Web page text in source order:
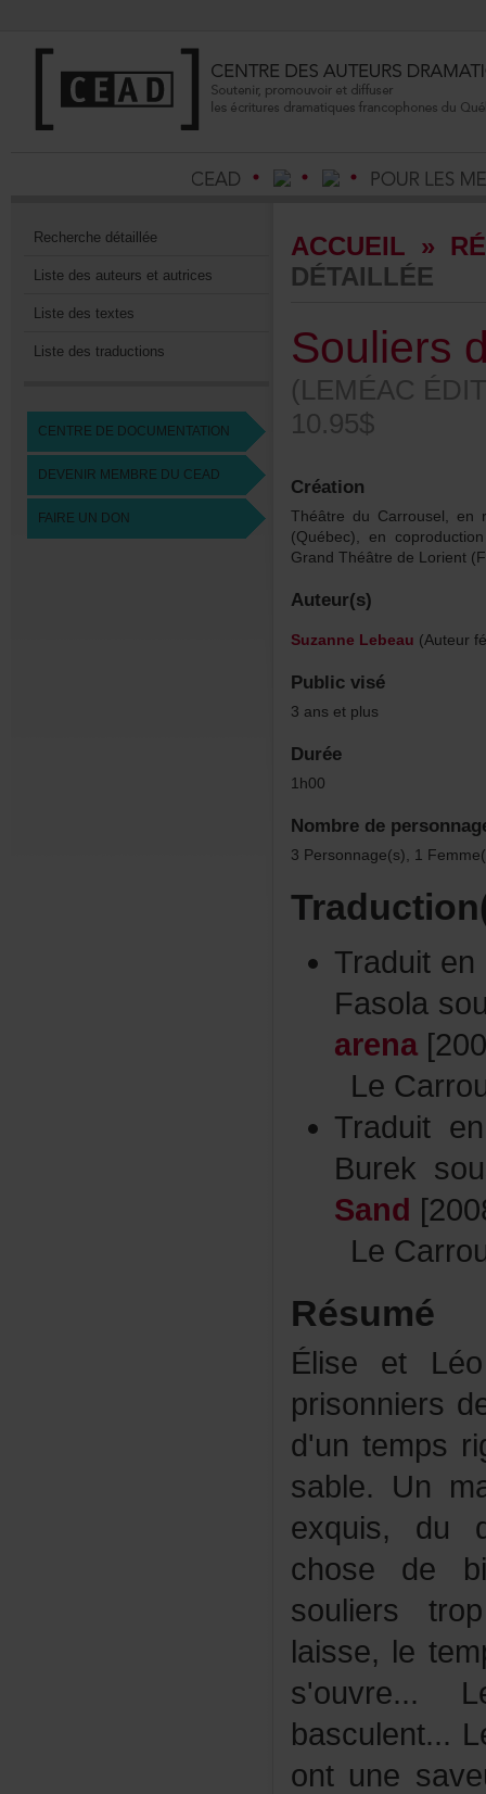
Recherchedétaillée
Listedesauteursetautrices
Listedestextes
Listedestraductions
CENTREDEDOCUMENTATION
DEVENIRMEMBREDUCEAD
FAIREUNDON
ACCUEIL »
DÉTAILLÉE
10.95$
Création
Auteur(s)
SuzanneLebeau
Publicvisé
3ansetplus
Durée
1h00
arena
Sand
Résumé